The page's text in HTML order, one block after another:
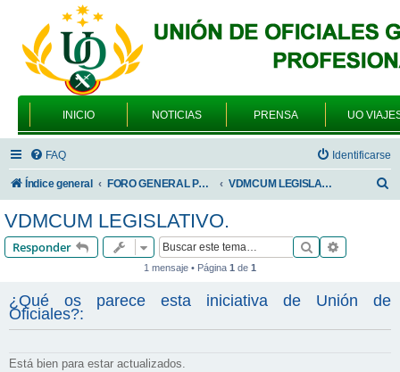
INICIO NOTICIAS PRENSA UO
FAQ Identificarse
Índice general FORO GENERAL PARA TODOS LOS USUARIOS VDMCUM LEGISLATIVO.
r
VDMCUM LEGISLATIVO.
Responder Buscar
1 mensaje • Página 1 de 1
¿Qué os parece esta iniciativa de Unión de
Oficiales?:
Está bien para estar actualizados.